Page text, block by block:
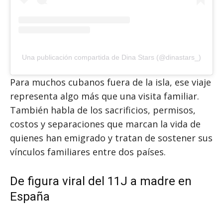
Una publicación compartida de Dina Stars (@dinastars_)
Para muchos cubanos fuera de la isla, ese viaje
representa algo más que una visita familiar.
También habla de los sacrificios, permisos,
costos y separaciones que marcan la vida de
quienes han emigrado y tratan de sostener sus
vínculos familiares entre dos países.
De figura viral del 11J a madre en
España